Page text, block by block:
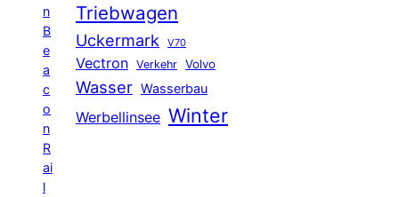
n
B
e
a
c
o
n
R
ai
l
Triebwagen
Uckermark V70
Vectron Verkehr Volvo
Wasser Wasserbau
Werbellinsee Winter